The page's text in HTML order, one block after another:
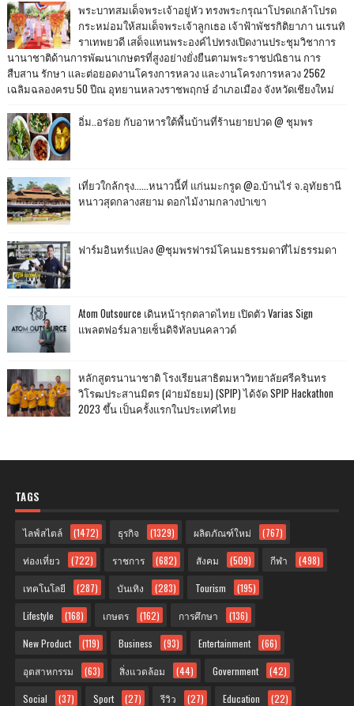
พระบาทสมเด็จพระเจ้าอยู่หัว ทรงพระกรุณาโปรดเกล้าโปรด
กระหม่อมให้สมเด็จพระเจ้าลูกเธอ เจ้าฟ้าพัชรกิติยาภา นเรนทิ
ราเทพยวดี เสด็จแทนพระองค์ไปทรงเปิดงานประชุมวิชาการ
นานาชาติด้านการพัฒนาเกษตรที่สูงอย่างยั่งยืนตามพระราชปณิธาน การ
สืบสาน รักษา และต่อยอดงานโครงการหลวง และงานโครงการหลวง 2562
เฉลิมฉลองครบ 50 ปีณ อุทยานหลวงราชพฤกษ์ อำเภอเมือง จังหวัดเชียงใหม่
อิ่ม..อร่อย กับอาหารใต้พื้นบ้านที่ร้านยายปวด @ ชุมพร
เที่ยวใกล้กรุง......หนาวนี้ที่ แก่นมะกรูด @อ.บ้านไร่ จ.อุทัยธานี
หนาวสุดกลางสยาม ดอกไม้งามกลางป่าเขา
ฟาร์มอินทร์แปลง @ชุมพรฟารม์โคนมธรรมดาที่ไม่ธรรมดา
Atom Outsource เดินหน้ารุกตลาดไทย เปิดตัว Varias Sign
แพลตฟอร์มลายเซ็นดิจิทัลบนคลาวด์
หลักสูตรนานาชาติ โรงเรียนสาธิตมหาวิทยาลัยศรีครินทร
วิโรฒประสานมิตร (ฝ่ายมัธยม) (SPIP) ได้จัด SPIP Hackathon
2023 ขึ้น เป็นครั้งแรกในประเทศไทย
TAGS
ไลฟ์สไตล์ (1472) ธุรกิจ (1329) ผลิตภัณฑ์ใหม่ (767)
ท่องเที่ยว (722) ราชการ (682) สังคม (509) กีฬา (498)
เทคโนโลยี (287) บันเทิง (283) Tourism (195)
Lifestyle (168) เกษตร (162) การศึกษา (136)
New Product (119) Business (93) Entertainment (66)
อุตสาหกรรม (63) สิ่งแวดล้อม (44) Government (42)
Social (37) Sport (27) รีวิว (27) Education (22)